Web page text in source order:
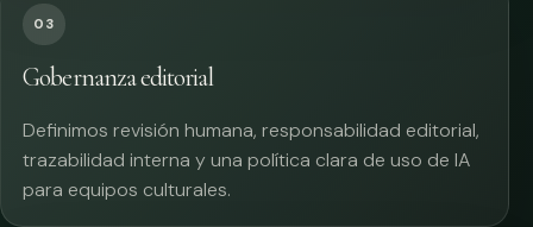
03
Gobernanza editorial
Definimos revisión humana, responsabilidad editorial,
trazabilidad interna y una política clara de uso de IA
para equipos culturales.